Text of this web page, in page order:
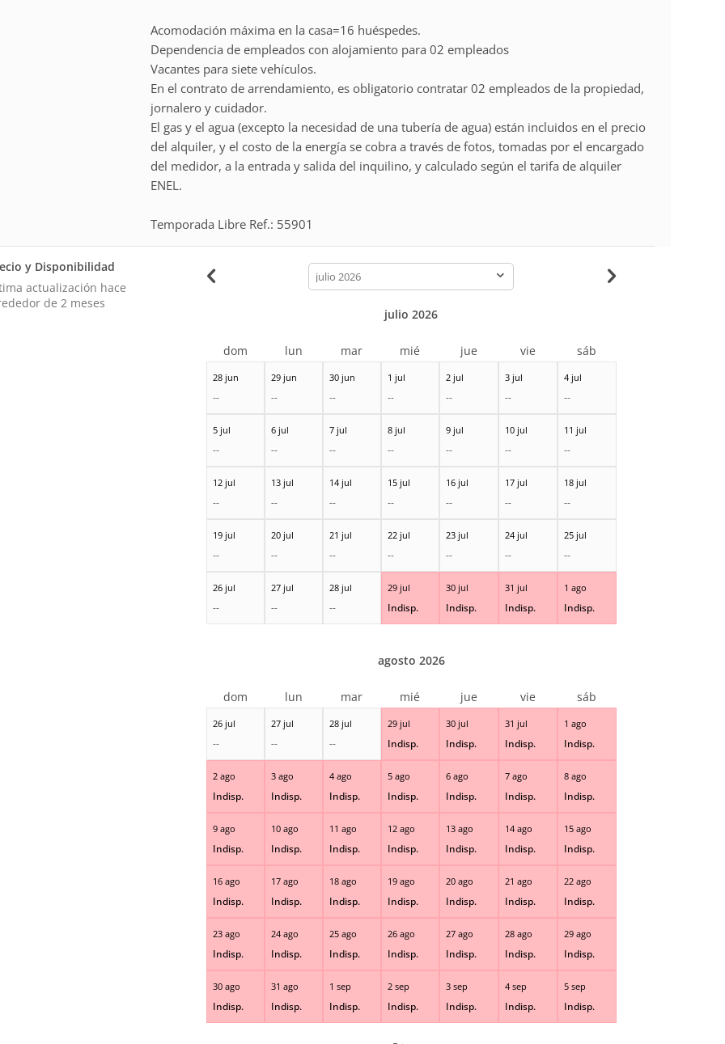
Acomodación máxima en la casa=16 huéspedes.
Dependencia de empleados con alojamiento para 02 empleados
Vacantes para siete vehículos.
En el contrato de arrendamiento, es obligatorio contratar 02 empleados de la propiedad,
jornalero y cuidador.
El gas y el agua (excepto la necesidad de una tubería de agua) están incluidos en el precio
del alquiler, y el costo de la energía se cobra a través de fotos, tomadas por el encargado
del medidor, a la entrada y salida del inquilino, y calculado según el tarifa de alquiler
ENEL.
Temporada Libre Ref.: 55901
y Disponibilidad
actualización hace
de 2 meses
calendar-
month
28 jun
--
29 jun
--
30 jun
--
1 jul
--
2 jul
--
3 jul
--
4 jul
--
5 jul
--
6 jul
--
7 jul
--
8 jul
--
9 jul
--
10 jul
--
11 jul
--
12 jul
--
13 jul
--
14 jul
--
15 jul
--
16 jul
--
17 jul
--
18 jul
--
19 jul
--
20 jul
--
21 jul
--
22 jul
--
23 jul
--
24 jul
--
25 jul
--
26 jul
--
27 jul
--
28 jul
--
29 jul
Indisp.
30 jul
Indisp.
31 jul
Indisp.
1 ago
Indisp.
julio 2026
dom lun mar mié jue vie sáb
26 jul
--
27 jul
--
28 jul
--
29 jul
Indisp.
30 jul
Indisp.
31 jul
Indisp.
1 ago
Indisp.
2 ago
Indisp.
3 ago
Indisp.
4 ago
Indisp.
5 ago
Indisp.
6 ago
Indisp.
7 ago
Indisp.
8 ago
Indisp.
9 ago
Indisp.
10 ago
Indisp.
11 ago
Indisp.
12 ago
Indisp.
13 ago
Indisp.
14 ago
Indisp.
15 ago
Indisp.
16 ago
Indisp.
17 ago
Indisp.
18 ago
Indisp.
19 ago
Indisp.
20 ago
Indisp.
21 ago
Indisp.
22 ago
Indisp.
23 ago
Indisp.
24 ago
Indisp.
25 ago
Indisp.
26 ago
Indisp.
27 ago
Indisp.
28 ago
Indisp.
29 ago
Indisp.
30 ago
Indisp.
31 ago
Indisp.
1 sep
Indisp.
2 sep
Indisp.
3 sep
Indisp.
4 sep
Indisp.
5 sep
Indisp.
agosto 2026
dom lun mar mié jue vie sáb